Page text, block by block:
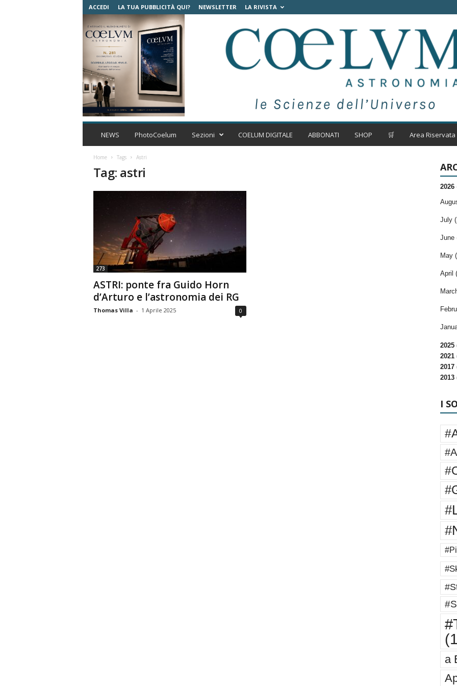
ACCEDI LA TUA PUBBLICITÀ QUI? NEWSLETTER LA RIVISTA
C
m
i
a
NEWS PhotoCoelum Sezioni COELUM DIGITALE ABBONATI SHOP 🛒 Area Riservata
Home Tags Astri
Tag: astri
273
ASTRI: ponte fra Guido Horn
d’Arturo e l’astronomia dei RG
Thomas Villa - 1 Aprile 2025 0
2026
July
June
May
April
2025
2021
2017
2013
I
a